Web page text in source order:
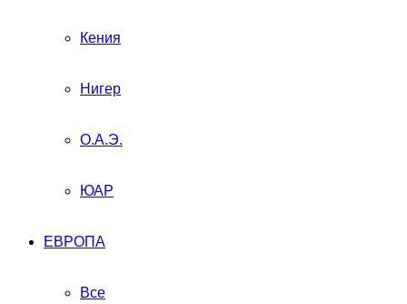
Кения
Нигер
О.А.Э.
ЮАР
ЕВРОПА
Все